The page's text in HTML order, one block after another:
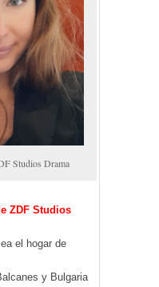
Studios Drama
ZDF Studios
el hogar de
y Bulgaria